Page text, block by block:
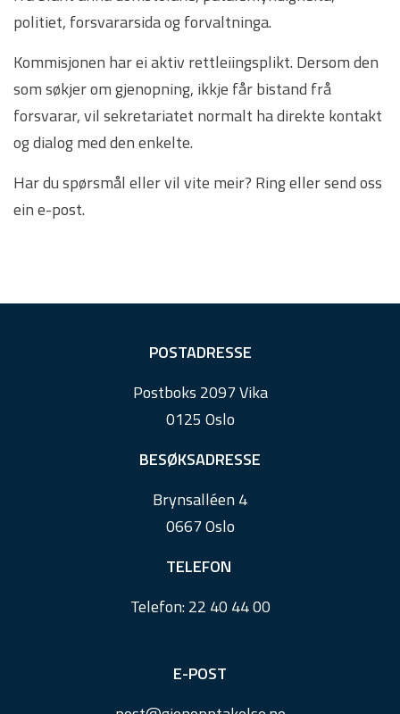
politiet, forsvararsida og forvaltninga.
Kommisjonen har ei aktiv rettleiingsplikt. Dersom den
som søkjer om gjenopning, ikkje får bistand frå
forsvarar, vil sekretariatet normalt ha direkte kontakt
og dialog med den enkelte.
Har du spørsmål eller vil vite meir? Ring eller send oss
ein e-post.
POSTADRESSE
Postboks 2097 Vika
0125 Oslo
BESØKSADRESSE
Brynsalléen 4
0667 Oslo
TELEFON
Telefon:22 40 44 00
E-POST